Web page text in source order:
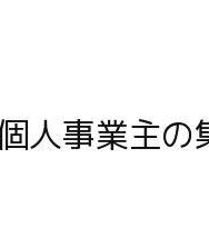
人事業主の